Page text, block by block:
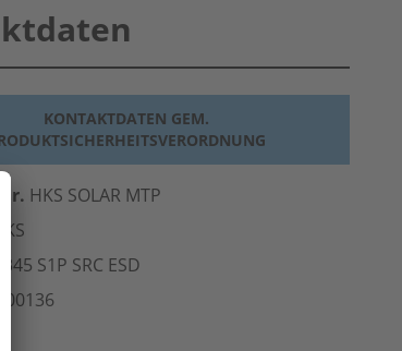
KONTAKTDATEN GEM.
HKS SOLAR MTP
HKS
S1P SRC ESD